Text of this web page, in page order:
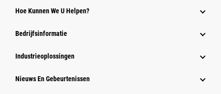
Hoe Kunnen We U Helpen?
Bedrijfsinformatie
Industrieoplossingen
Nieuws En Gebeurtenissen